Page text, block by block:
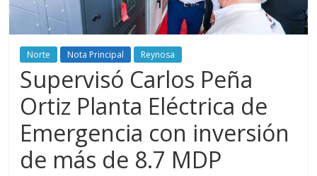
Norte Nota Principal Reynosa
Supervisó Carlos Peña
Ortiz Planta Eléctrica de
Emergencia con inversión
de más de 8.7 MDP